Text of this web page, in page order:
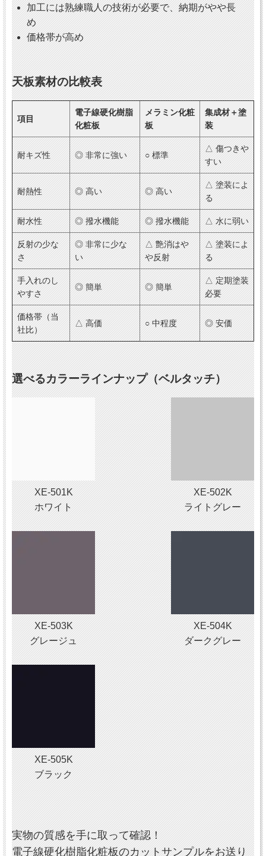
加工には熟練職人の技術が必要で、納期がやや長
め
価格帯が高め
天板素材の比較表
項目
電子線硬化樹脂
化粧板
メラミン化粧
板
集成材＋塗
装
耐キズ性 ◎ 非常に強い ○ 標準
△ 傷つきや
すい
耐熱性 ◎ 高い ◎ 高い
△ 塗装によ
る
耐水性 ◎ 撥水機能 ◎ 撥水機能 △ 水に弱い
反射の少な
さ
◎ 非常に少な
い
△ 艶消はや
や反射
△ 塗装によ
る
手入れのし
やすさ
◎ 簡単 ◎ 簡単
△ 定期塗装
必要
価格帯（当
社比）
△ 高価 ○ 中程度 ◎ 安価
選べるカラーラインナップ（ベルタッチ）
XE-501K
ホワイト
XE-502K
ライトグレー
XE-503K
グレージュ
XE-504K
ダークグレー
XE-505K
ブラック
実物の質感を手に取って確認！
電子線硬化樹脂化粧板のカットサンプルをお送り